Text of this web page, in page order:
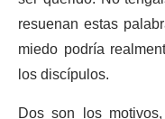
resuenan estas
miedo podría
los discípulos.